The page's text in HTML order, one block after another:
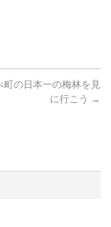
町の日本一の梅林を見
に行こう →